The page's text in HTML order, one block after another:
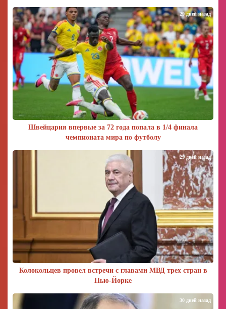
Швейцария впервые за 72 года попала в 1/4 финала
чемпионата мира по футболу
29 дней назад
Колокольцев провел встречи с главами МВД трех стран в
Нью-Йорке
29 дней назад
30 дней назад